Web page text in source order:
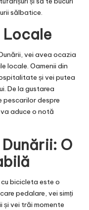
sălbatice.
Locale
vei avea ocazia
locale. Oamenii din
și vei putea
De la gustarea
despre
aduce o notă
O
bicicleta este o
pedalare, vei simți
și vei trăi momente